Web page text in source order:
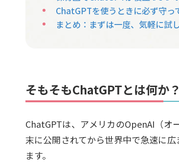
ChatGPTを使うときに必ず守っ
まとめ：まずは一度、気軽に試
そもそもChatGPTとは何か？
ChatGPTは、アメリカのOpenAI（オ
末に公開されてから世界中で急速に
ます。